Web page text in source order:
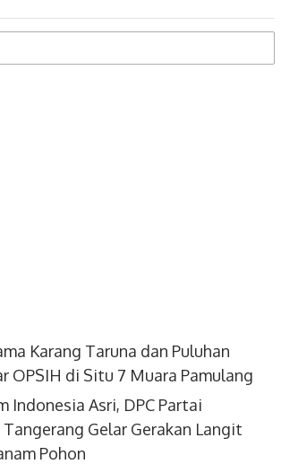
Karang Taruna dan Puluhan
OPSIH di Situ 7 Muara Pamulang
Indonesia Asri, DPC Partai
Gelar Gerakan Langit
Pohon